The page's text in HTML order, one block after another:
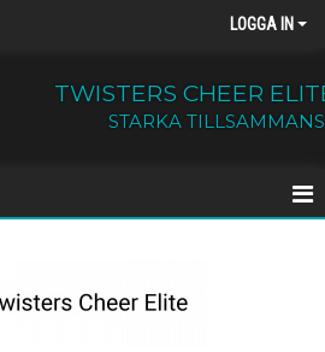
LOGGA IN
TWISTERS CHEER
STARKA TILLSAMMANS